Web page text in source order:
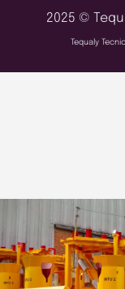
2025 ©
Tequaly